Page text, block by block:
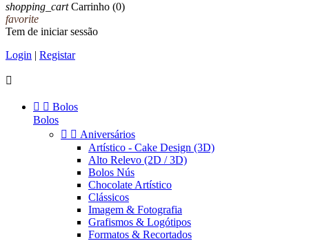
shopping_cart Carrinho (0)
favorite
Tem de iniciar sessão
Login | Registar

  Bolos
Bolos
  Aniversários
Artístico - Cake Design (3D)
Alto Relevo (2D / 3D)
Bolos Nús
Chocolate Artístico
Clássicos
Imagem & Fotografia
Grafismos & Logótipos
Formatos & Recortados